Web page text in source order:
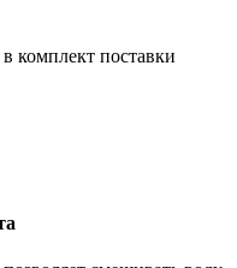
комплект поставки